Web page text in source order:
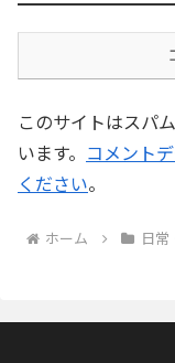
このサイトはスパ
います。 コメント
ください。
ホーム 日常